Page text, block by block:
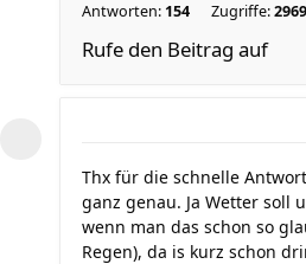
Antworten: 154 Zugriffe:
Rufe den Beitrag auf
Thx für die schnelle
ganz genau. Ja Wetter soll
wenn man das schon so
Regen), da is kurz schon